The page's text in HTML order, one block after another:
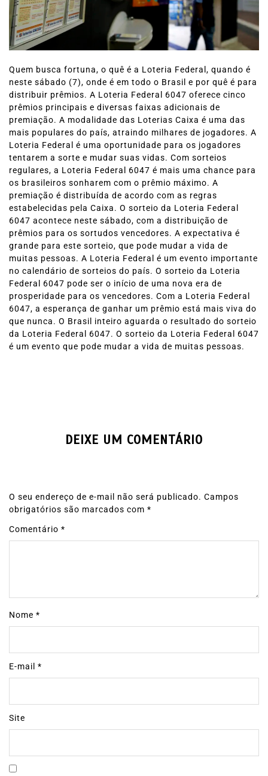
Quem busca fortuna, o quê é a Loteria Federal, quando é
neste sábado (7), onde é em todo o Brasil e por quê é para
distribuir prêmios. A Loteria Federal 6047 oferece cinco
prêmios principais e diversas faixas adicionais de
premiação. A modalidade das Loterias Caixa é uma das
mais populares do país, atraindo milhares de jogadores. A
Loteria Federal é uma oportunidade para os jogadores
tentarem a sorte e mudar suas vidas. Com sorteios
regulares, a Loteria Federal 6047 é mais uma chance para
os brasileiros sonharem com o prêmio máximo. A
premiação é distribuída de acordo com as regras
estabelecidas pela Caixa. O sorteio da Loteria Federal
6047 acontece neste sábado, com a distribuição de
prêmios para os sortudos vencedores. A expectativa é
grande para este sorteio, que pode mudar a vida de
muitas pessoas. A Loteria Federal é um evento importante
no calendário de sorteios do país. O sorteio da Loteria
Federal 6047 pode ser o início de uma nova era de
prosperidade para os vencedores. Com a Loteria Federal
6047, a esperança de ganhar um prêmio está mais viva do
que nunca. O Brasil inteiro aguarda o resultado do sorteio
da Loteria Federal 6047. O sorteio da Loteria Federal 6047
é um evento que pode mudar a vida de muitas pessoas.
DEIXE UM COMENTÁRIO
O seu endereço de e-mail não será publicado. Campos
obrigatórios são marcados com *
Comentário *
Nome *
E-mail *
Site